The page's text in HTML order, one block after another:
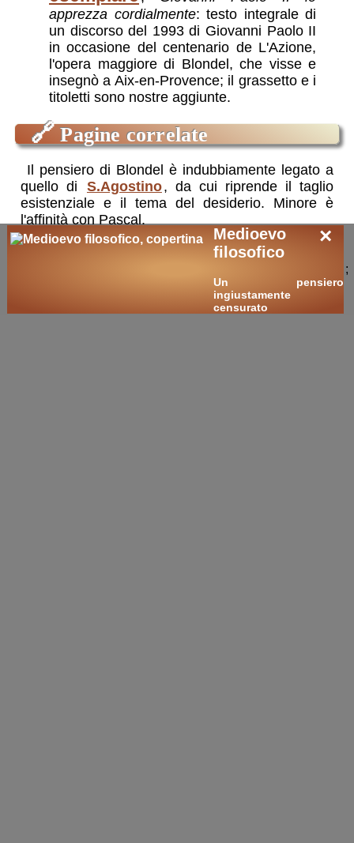
apprezza cordialmente: testo integrale di
un discorso del 1993 di Giovanni Paolo II
in occasione del centenario de L'Azione,
l'opera maggiore di Blondel, che visse e
insegnò a Aix-en-Provence; il grassetto e i
titoletti sono nostre aggiunte.
🔗 Pagine correlate
Il pensiero di Blondel è indubbiamente legato a
quello di S.Agostino, da cui riprende il taglio
esistenziale e il tema del desiderio. Minore è
l'affinità con Pascal.
Egli è poi il principale ispiratore filosofico della
(inouveaux
Grande è stato il suo influsso anche su
×
Medioevo
filosofico
Un pensiero
ingiustamente
censurato
;